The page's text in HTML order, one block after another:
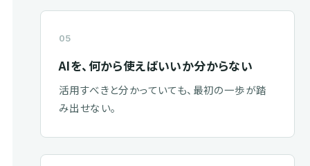
05
AIを、何から使えばいいか分からない
活用すべきと分かっていても、最初の一歩が踏
み出せない。